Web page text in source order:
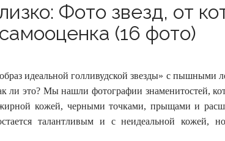
Фото звезд, от
(16 фото)
идеальной голливудской звезды» с пышными
ли это? Мы нашли фотографии знаменитостей,
кожей, черными точками, прыщами и
талантливым и с неидеальной кожей,